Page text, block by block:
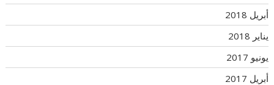
أبريل 2018
يناير 2018
يونيو 2017
أبريل 2017